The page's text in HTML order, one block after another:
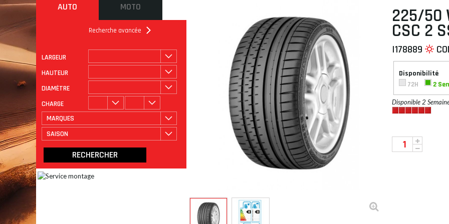
AUTO MOTO
Recherche avancée
LARGEUR
HAUTEUR
DIAMÈTRE
CHARGE
MARQUES
SAISON
ROULAGE À PLAT
225/50
CSC 2
I178889
Disponibilité
72H
2
Disponible 2